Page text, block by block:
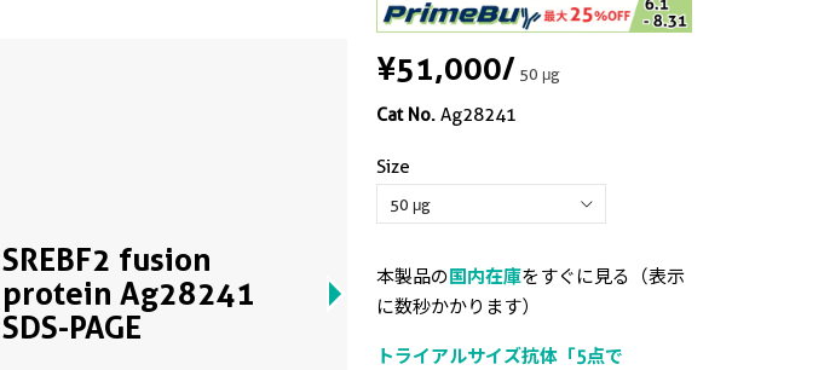
SREBF2 fusion
protein Ag28241
SDS-PAGE
¥51,000/50 μg
Cat No. Ag28241
Size
本製品の 国内在庫をすぐに見る（表示
に数秒かかります）
トライアルサイズ抗体「5点で